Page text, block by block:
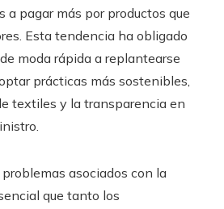
a pagar más por productos que
Esta tendencia ha obligado
moda rápida a replantearse
prácticas más sostenibles,
textiles y la transparencia en
asociados con la
que tanto los